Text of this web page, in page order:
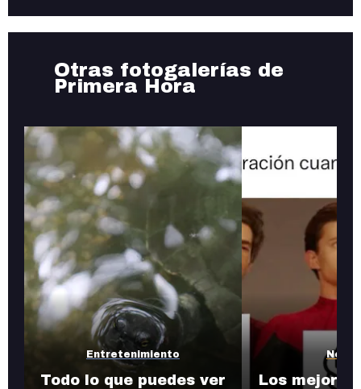
Otras fotogalerías de
Primera Hora
Entretenimiento
Todo lo que puedes ver
Los mejores